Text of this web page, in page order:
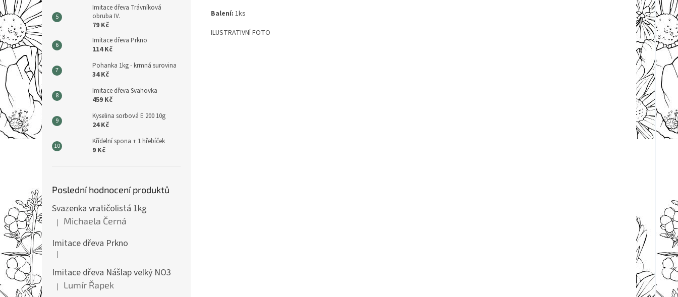
Imitace dřeva Trávníková
obruba IV.
79 Kč
Imitace dřeva Prkno
114 Kč
Pohanka 1kg - krmná surovina
34 Kč
Imitace dřeva Svahovka
459 Kč
Kyselina sorbová E 200 10g
24 Kč
Křídelní spona + 1 hřebíček
9 Kč
Poslední hodnocení produktů
Svazenka vratičolistá 1kg
Hodnocení produktu je 5 z 5 hvězdiček.
| Michaela Černá
Imitace dřeva Prkno
Hodnocení produktu je 5 z 5 hvězdiček.
|
Imitace dřeva Nášlap velký NO3
Hodnocení produktu je 5 z 5 hvězdiček.
| Lumír Řapek
Balení: 1ks
ILUSTRATIVNÍ FOTO